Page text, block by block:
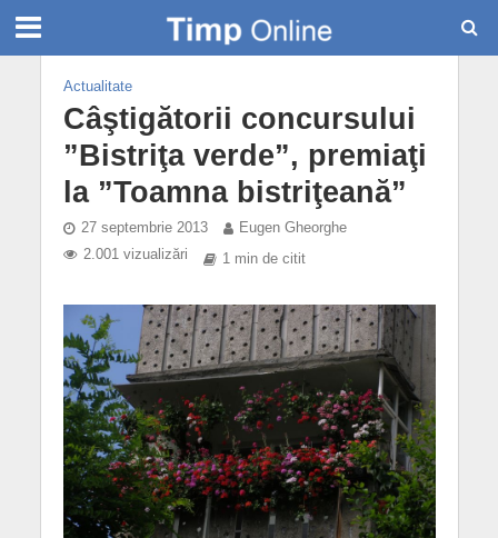
Actualitate
Câştigătorii concursului
”Bistriţa verde”, premiaţi
la ”Toamna bistriţeană”
27 septembrie 2013
Eugen Gheorghe
2.001 vizualizări
1 min de citit